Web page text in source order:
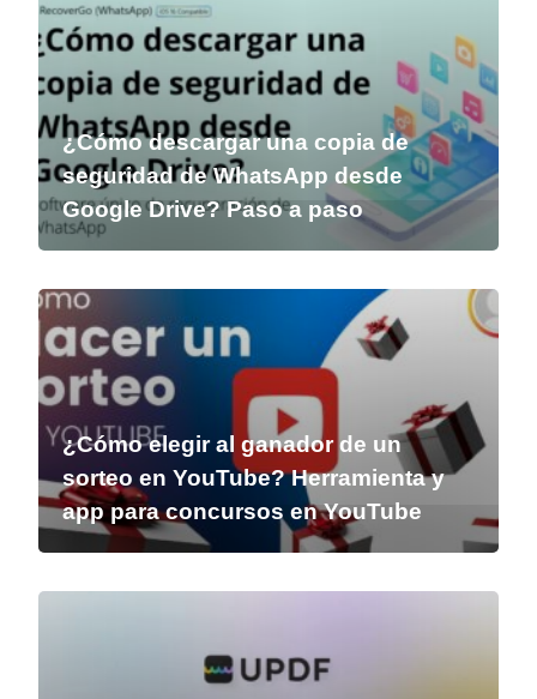
¿Cómo descargar una copia de
seguridad de WhatsApp desde
Google Drive? Paso a paso
¿Cómo elegir al ganador de un
sorteo en YouTube? Herramienta y
app para concursos en YouTube